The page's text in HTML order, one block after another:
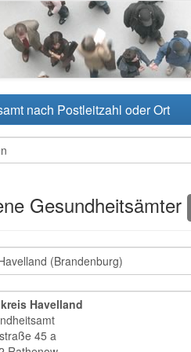
nach Postleitzahl oder Ort
Gesundheitsämter
Havelland
45 a